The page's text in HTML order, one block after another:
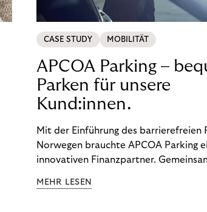
CASE STUDY MOBILITÄT
APCOA Parking –
Parken für unsere
Kund:innen.
Mit der Einführung des barrierefreien
Norwegen brauchte APCOA Parking
innovativen Finanzpartner.
Erlebnis.
MEHR LESEN